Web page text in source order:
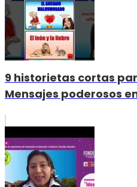
9 historietas cortas
Mensajes poderosos